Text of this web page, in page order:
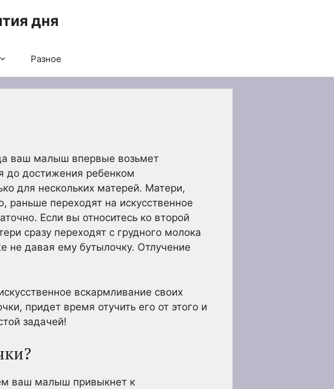
дня
Разное
ваш малыш впервые возьмет
до достижения ребенком
для нескольких матерей. Матери,
переходят на искусственное
Если вы относитесь ко второй
сразу переходят с грудного молока
не давая ему бутылочку. Отлучение
вскармливание своих
придет время отучить его от этого и
задачей!
ваш малыш привыкнет к